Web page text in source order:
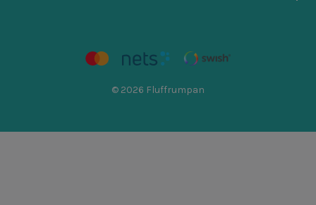
© 2026 Fluffrumpan